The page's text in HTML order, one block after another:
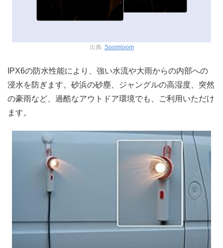
出典: Soomloom
IPX6の防水性能により、強い水流や大雨からの内部への
浸水を防ぎます。砂浜の砂塵、ジャングルの高湿度、突然
の豪雨など、過酷なアウトドア環境でも、ご利用いただけ
ます。